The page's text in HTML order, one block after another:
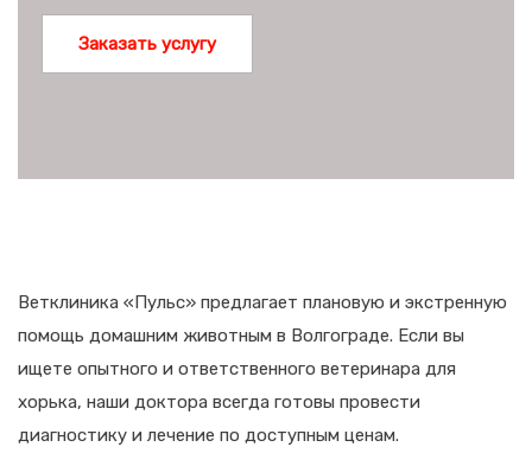
Заказать услугу
Ветклиника «Пульс» предлагает плановую и экстренную
помощь домашним животным в Волгограде. Если вы
ищете опытного и ответственного ветеринара для
хорька, наши доктора всегда готовы провести
диагностику и лечение по доступным ценам.